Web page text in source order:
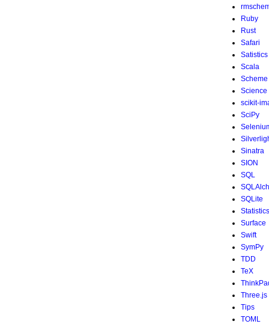
Ruby
Rust
Safari
Satistics
Scala
Scheme
Science
scikit-
SciPy
Sinatra
SION
SQL
SQLite
Statistics
Surface
Swift
SymPy
TDD
TeX
Three.js
Tips
TOML